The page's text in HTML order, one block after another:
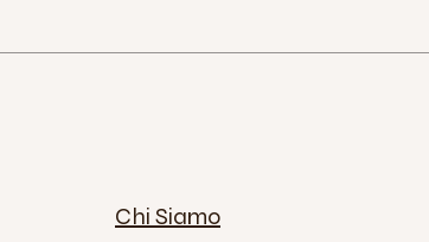
Chi Siamo